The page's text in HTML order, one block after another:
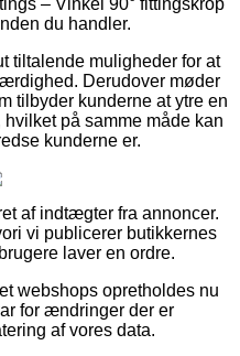
du handler.
tiltalende muligheder for at
Derudover møder
tilbyder kunderne at ytre en
på samme måde kan
kunderne er.
af indtægter fra annoncer.
vi publicerer butikkernes
laver en ordre.
webshops opretholdes nu
for ændringer der er
af vores data.